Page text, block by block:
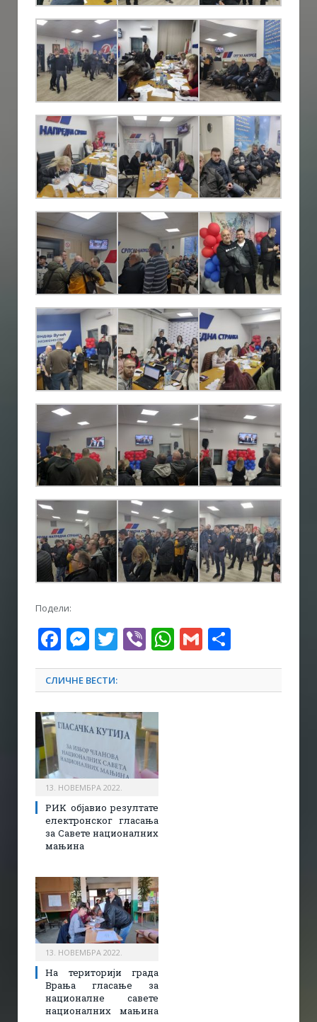
Подели:
Facebook
Messenger
Twitter
ViberWhatsApp
Gmail
СЛИЧНЕ ВЕСТИ:
13. НОВЕМБРА 2022.
РИK објавио резултате
електронског гласања
за Савете националних
мањина
13. НОВЕМБРА 2022.
На територији града
Врања гласање за
националне савете
националних мањина